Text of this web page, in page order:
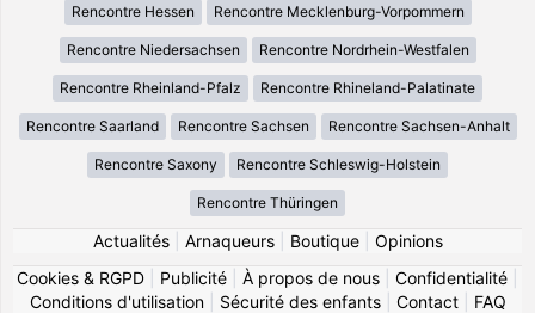
Rencontre Hessen Rencontre Mecklenburg-Vorpommern
Rencontre Niedersachsen Rencontre Nordrhein-Westfalen
Rencontre Rheinland-Pfalz Rencontre Rhineland-Palatinate
Rencontre Saarland Rencontre Sachsen Rencontre Sachsen-Anhalt
Rencontre Saxony Rencontre Schleswig-Holstein
Rencontre Thüringen
Actualités| Arnaqueurs| Boutique| Opinions
Cookies & RGPD
Publicité À propos de nous Confidentialité
Conditions d'utilisation| Sécurité des enfants| Contact| FAQ